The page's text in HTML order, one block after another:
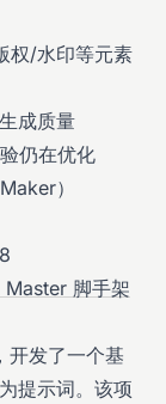
权/水印等元素
成质量
仍在优化
脚手架
开发了一个基
提示词。该项